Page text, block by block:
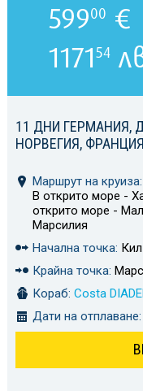
11 ДНИ ГЕРМАНИЯ,
НОРВЕГИЯ,
Маршрут на круиза:
В открито море -
открито море -
Марсилия
Начална точка: Кил
Крайна точка:
Кораб: Costa
Дати на отплаване:
59900 €
117154